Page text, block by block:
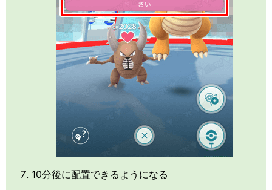
10分後に配置できるようになる